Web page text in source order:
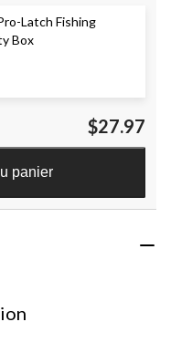
Latch Fishing
Box
$27.97
panier